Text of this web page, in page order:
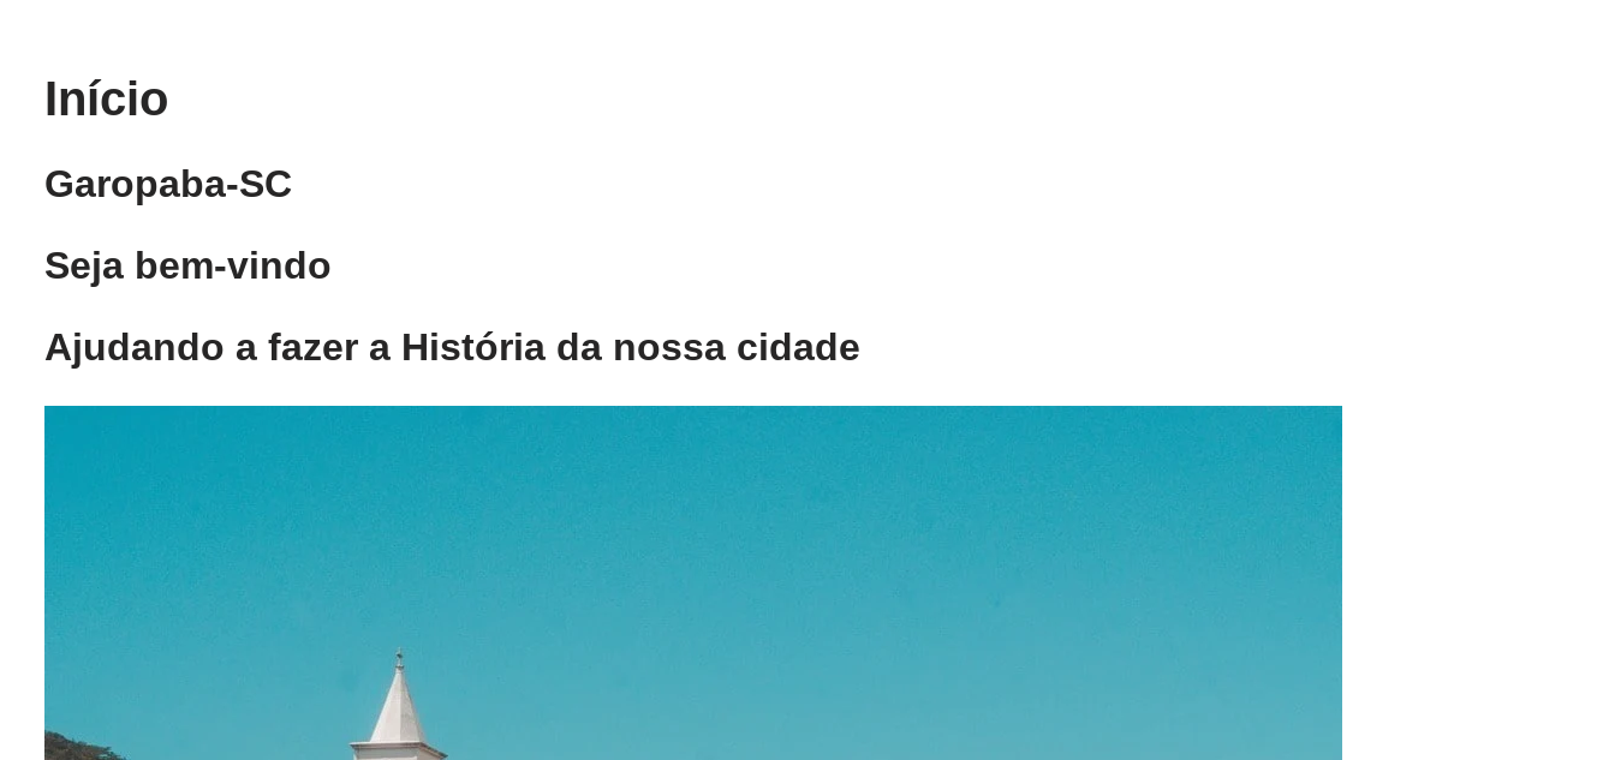
Início
Garopaba-SC
Seja bem-vindo
Ajudando a fazer a História da nossa cidade